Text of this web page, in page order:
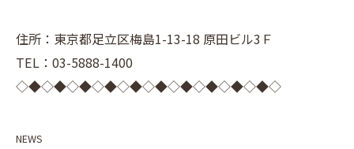
住所：東京都足立区梅島1-13-18 原田ビル3Ｆ
TEL：03-5888-1400
◇◆◇◆◇◆◇◆◇◆◇◆◇◆◇◆◇◆◇◆◇
NEWS